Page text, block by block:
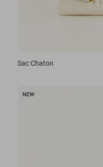
SacChaton
NEW